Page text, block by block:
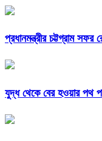
প্রধানমন্ত্রীর চট্টগ্রাম সফর
যুদ্ধ থেকে বের হওয়ার পথ